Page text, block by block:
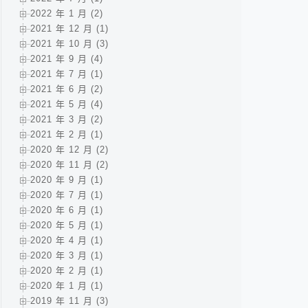
2022 年 1 月 (2)
2021 年 12 月 (1)
2021 年 10 月 (3)
2021 年 9 月 (4)
2021 年 7 月 (1)
2021 年 6 月 (2)
2021 年 5 月 (4)
2021 年 3 月 (2)
2021 年 2 月 (1)
2020 年 12 月 (2)
2020 年 11 月 (2)
2020 年 9 月 (1)
2020 年 7 月 (1)
2020 年 6 月 (1)
2020 年 5 月 (1)
2020 年 4 月 (1)
2020 年 3 月 (1)
2020 年 2 月 (1)
2020 年 1 月 (1)
2019 年 11 月 (3)